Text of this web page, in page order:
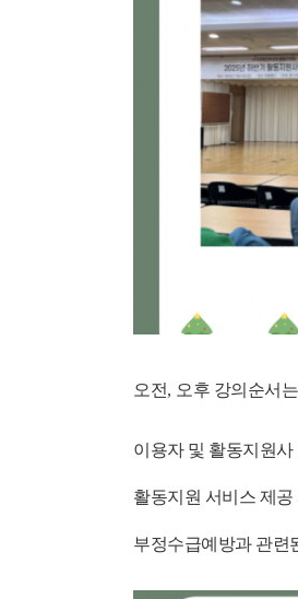
오전, 오후 강의순서
이용자 및 활동지원
활동지원 서비스 제공
부정수급예방과 관련